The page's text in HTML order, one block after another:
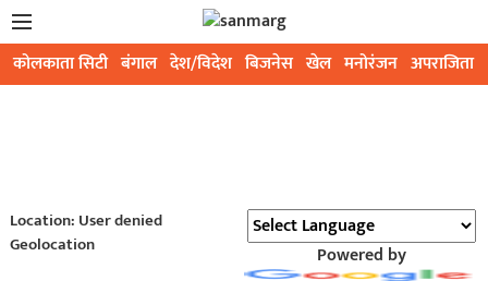
कोलकाता सिटी बंगाल देश/विदेश बिजनेस खेल मनोरंजन अपराजिता
Location: User denied
Geolocation
Powered by